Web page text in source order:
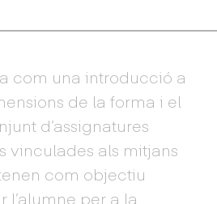
com una introducció a
de la forma i el
d’assignatures
vinculades als mitjans
com objectiu
per a la